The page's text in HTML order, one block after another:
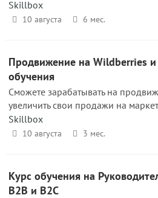
Skillbox
10 августа 6 мес.
Продвижение на Wildberries и
обучения
Сможете зарабатывать на
увеличить свои продажи на
Skillbox
10 августа 3 мес.
Курс обучения на
B2B и B2C